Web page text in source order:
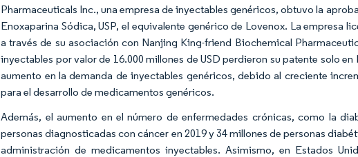
Pharmaceuticals Inc., una empresa de inyectables genéricos, obtuvo la
Enoxaparina Sódica, USP, el equivalente genérico de Lovenox. La empresa
a través de su asociación con Nanjing King-friend Biochemical
inyectables por valor de 16.000 millones de USD perdieron su patente solo
aumento en la demanda de inyectables genéricos, debido al creciente
para el desarrollo de medicamentos genéricos.
Además, el aumento en el número de enfermedades crónicas, como la
personas diagnosticadas con cáncer en 2019 y 34 millones de personas
administración de medicamentos inyectables. Asimismo, en Estados